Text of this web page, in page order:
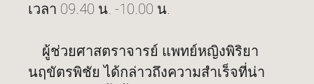
เวลา 09.40 น. -10.00 น.
ผู้ช่วยศาสตราจารย์ แพทย์หญิงพิริยา
นฤขัตรพิชัย ได้กล่าวถึงความสำเร็จที่น่า